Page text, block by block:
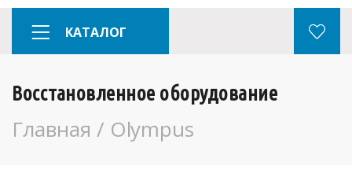
КАТАЛОГ
Восстановленное оборудование
Главная / Olympus